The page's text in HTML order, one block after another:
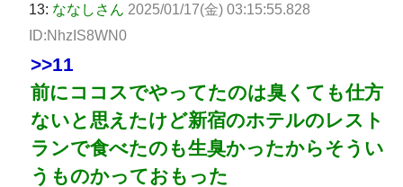
13: ななしさん 2025/01/17(金) 03:15:55.828
ID:NhzIS8WN0
>>11
前にココスでやってたのは臭くても仕方
ないと思えたけど新宿のホテルのレスト
ランで食べたのも生臭かったからそうい
うものかっておもった